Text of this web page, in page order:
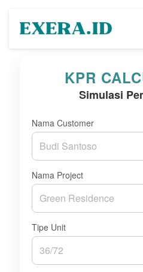
KPR
Simulasi
Nama Customer
Nama Project
Tipe Unit